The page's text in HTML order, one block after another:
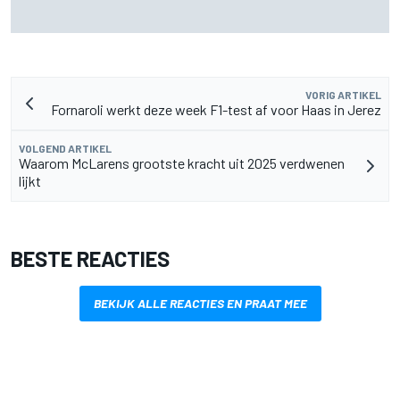
VORIG ARTIKEL
Fornaroli werkt deze week F1-test af voor Haas in Jerez
VOLGEND ARTIKEL
Waarom McLarens grootste kracht uit 2025 verdwenen
lijkt
BESTE REACTIES
BEKIJK ALLE REACTIES EN PRAAT MEE